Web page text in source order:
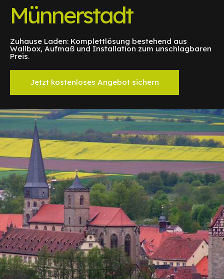
Münnerstadt
Zuhause Laden: Komplettlösung bestehend aus
Wallbox, Aufmaß und Installation zum unschlagbaren
Preis.
Jetzt kostenloses Angebot sichern